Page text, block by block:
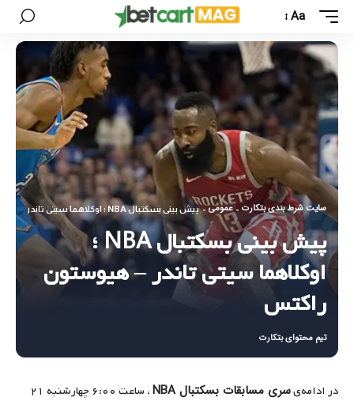
Aa
سایت شرط بندی بتکارت - عمومی - پیش بینی بسکتبال NBA ؛ اوکلاهما‌ سیتی‌ تاندر – هیوستون راکتس
پیش بینی بسکتبال NBA ؛
اوکلاهما‌ سیتی‌ تاندر – هیوستون
راکتس
تیم محتوای بتکارت
در ادامه‌یسری مسابقات بسکتبال NBA
، ساعت ۶:۰۰ چهارشنبه ۲۱